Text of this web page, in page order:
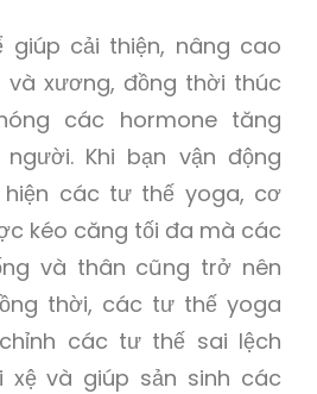
giúp cải thiện, nâng cao
xương, đồng thời thúc
các hormone tăng
Khi bạn vận động
các tư thế yoga, cơ
kéo căng tối đa mà các
và thân cũng trở nên
thời, các tư thế yoga
các tư thế sai lệch
xệ và giúp sản sinh các